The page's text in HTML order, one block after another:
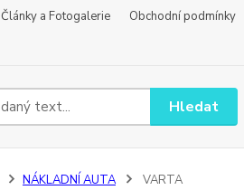
Články a Fotogalerie Obchodní podmínky
Hledat
NÁKLADNÍ AUTA VARTA